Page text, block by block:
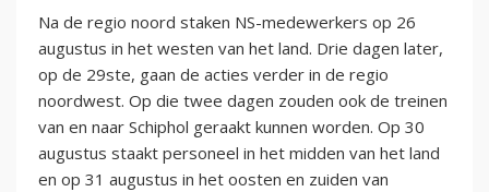
Na de regio noord staken NS-medewerkers op 26
augustus in het westen van het land. Drie dagen later,
op de 29ste, gaan de acties verder in de regio
noordwest. Op die twee dagen zouden ook de treinen
van en naar Schiphol geraakt kunnen worden. Op 30
augustus staakt personeel in het midden van het land
en op 31 augustus in het oosten en zuiden van